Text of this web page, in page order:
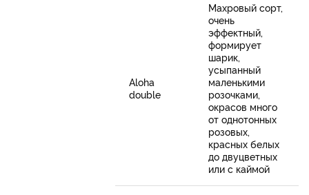
Aloha
double
Махровый сорт,
очень
эффектный,
формирует
шарик,
усыпанный
маленькими
розочками,
окрасов много
от однотонных
розовых,
красных белых
до двуцветных
или с каймой